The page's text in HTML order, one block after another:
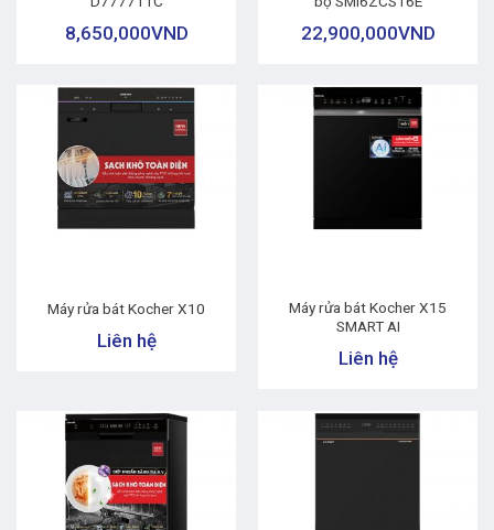
8,650,000VND 22,900,000VND
Máy rửa bát Kocher X10
Liên hệ
Máy rửa bát Kocher X15
SMART AI
Liên hệ